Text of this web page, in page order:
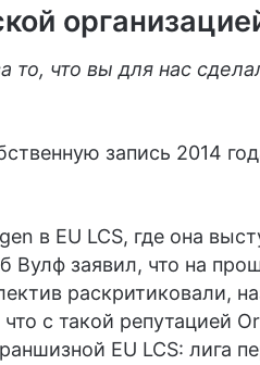
что вы для нас
запись 2014
в EU LCS, где она
Вулф заявил, что на
раскритиковали,
с такой репутацией
EU LCS: лига